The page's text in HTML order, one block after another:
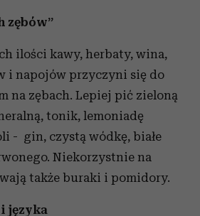
zębów”
ilości kawy, herbaty, wina,
i napojów przyczyni się do
na zębach. Lepiej pić zieloną
tonik, lemoniadę
- gin, czystą wódkę, białe
Niekorzystnie na
także buraki i pomidory.
języka